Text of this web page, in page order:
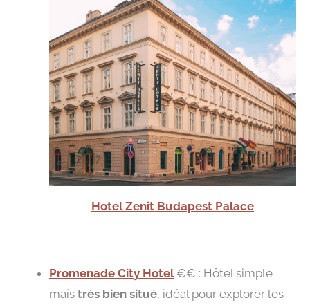
Hotel Zenit Budapest Palace
Promenade City Hotel€€ : Hôtel simple
mais très bien situé, idéal pour explorer les